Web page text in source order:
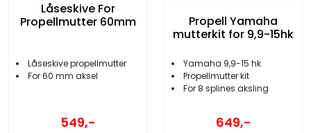
Låseskive For
Propellmutter 60mm
Låseskive propellmutter
For 60 mm aksel
549,-
Propell Yamaha
mutterkit for 9,9-15hk
Yamaha 9,9-15 hk
Propellmutter kit
For 8 splines aksling
649,-